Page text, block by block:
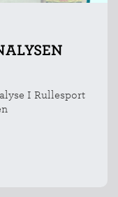
I Rullesport